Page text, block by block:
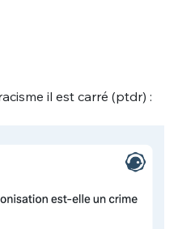
il est carré (ptdr) :